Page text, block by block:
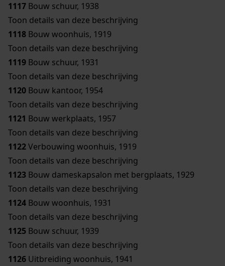
1117 Bouw schuur, 1938
Toon details van deze beschrijving
1118 Bouw woonhuis, 1919
Toon details van deze beschrijving
1119 Bouw schuur, 1931
Toon details van deze beschrijving
1120 Bouw kantoor, 1954
Toon details van deze beschrijving
1121 Bouw werkplaats, 1957
Toon details van deze beschrijving
1122Verbouwing woonhuis, 1919
Toon details van deze beschrijving
1123 Bouw dameskapsalon met bergplaats, 1929
Toon details van deze beschrijving
1124 Bouw woonhuis, 1931
Toon details van deze beschrijving
1125 Bouw schuur, 1939
Toon details van deze beschrijving
1126 Uitbreiding woonhuis, 1941